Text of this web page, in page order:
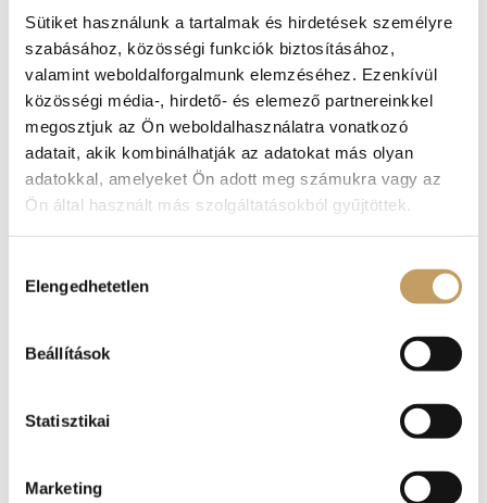
Sütiket használunk a tartalmak és hirdetések személyre
szabásához, közösségi funkciók biztosításához,
valamint weboldalforgalmunk elemzéséhez. Ezenkívül
közösségi média-, hirdető- és elemező partnereinkkel
megosztjuk az Ön weboldalhasználatra vonatkozó
adatait, akik kombinálhatják az adatokat más olyan
adatokkal, amelyeket Ön adott meg számukra vagy az
Ön által használt más szolgáltatásokból gyűjtöttek.
kiválasztása
Elengedhetetlen
Beállítások
Statisztikai
Marketing
A Renaissance Étterem decemberi ajánlatából
természetesen kiválóbbnál kiválóbb fogásokkal
készült lelkes séfünk. És persze mi más is